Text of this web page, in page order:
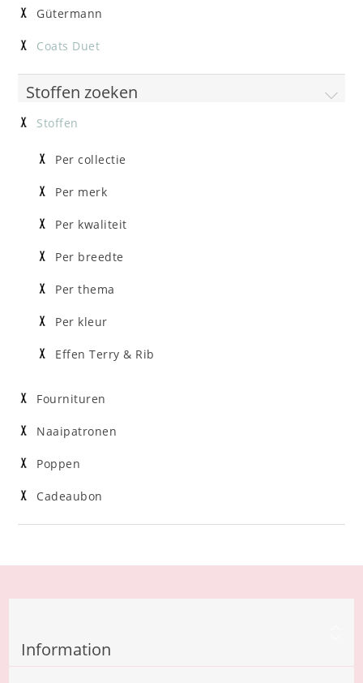
Gütermann
Coats Duet
Stoffen zoeken
Stoffen
Per collectie
Per merk
Per kwaliteit
Per breedte
Per thema
Per kleur
Effen Terry & Rib
Fournituren
Naaipatronen
Poppen
Cadeaubon
Information